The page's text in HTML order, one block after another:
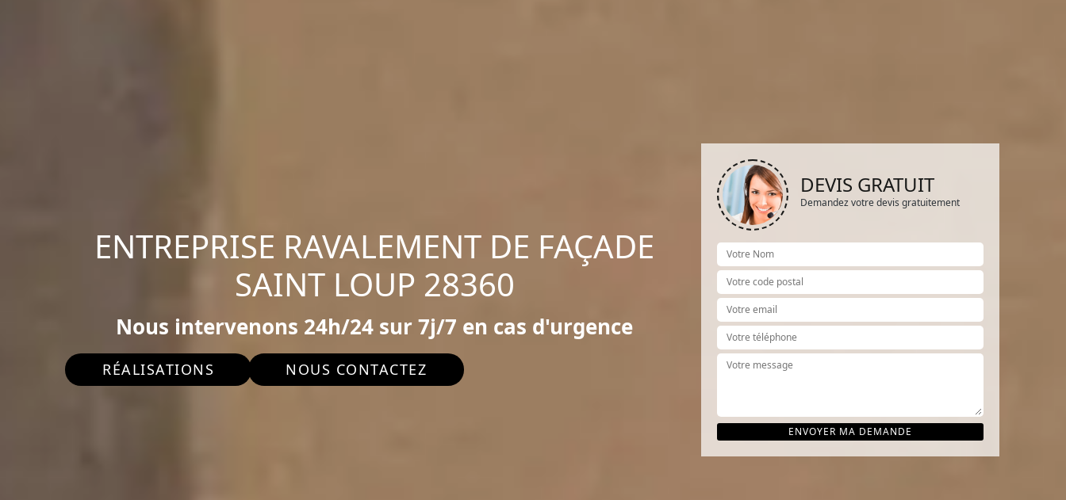
ENTREPRISE RAVALEMENT DE FAÇADE
SAINT LOUP 28360
Nous intervenons 24h/24 sur 7j/7 en cas d'urgence
RÉALISATIONS NOUS CONTACTEZ
DEVIS GRATUIT
Demandez votre devis gratuitement